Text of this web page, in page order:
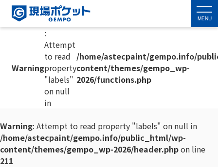
MENU
Warning
:
Attempt
to read
property
"labels"
on null
in
/home/astecpaint/gempo.info/
content/themes/gempo_wp-
2026/functions.php
Warning: Attempt to read property "labels" on null in
/home/astecpaint/gempo.info/public_html/wp-
content/themes/gempo_wp-2026/header.phpon line
211